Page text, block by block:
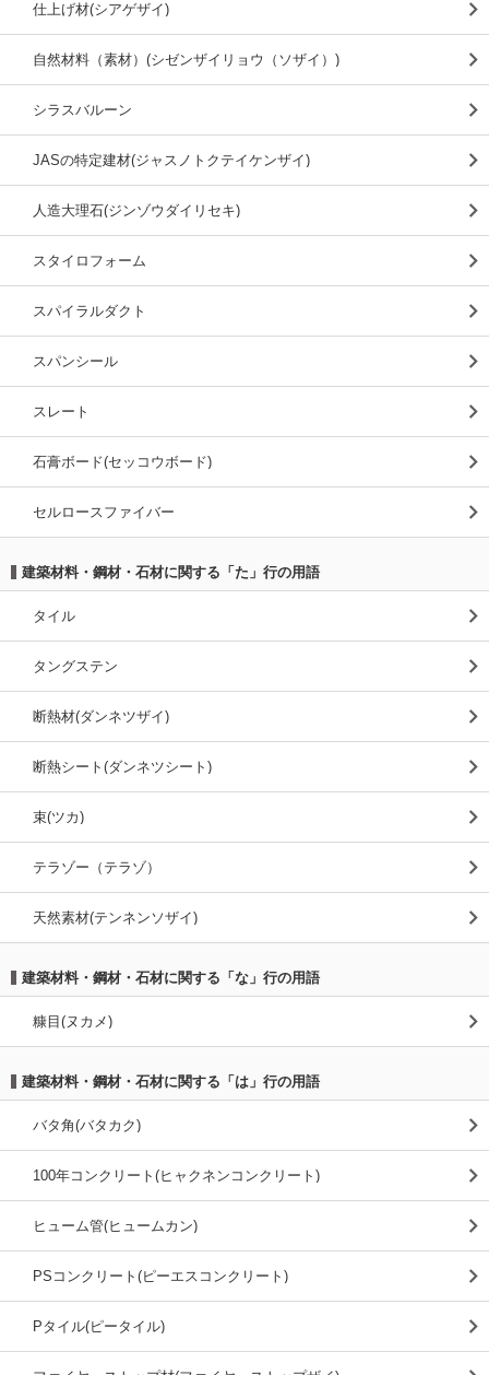
仕上げ材(シアゲザイ)
自然材料（素材）(シゼンザイリョウ（ソザイ）)
シラスバルーン
JASの特定建材(ジャスノトクテイケンザイ)
人造大理石(ジンゾウダイリセキ)
スタイロフォーム
スパイラルダクト
スパンシール
スレート
石膏ボード(セッコウボード)
セルロースファイバー
建築材料・鋼材・石材に関する「た」行の用語
タイル
タングステン
断熱材(ダンネツザイ)
断熱シート(ダンネツシート)
束(ツカ)
テラゾー（テラゾ）
天然素材(テンネンソザイ)
建築材料・鋼材・石材に関する「な」行の用語
糠目(ヌカメ)
建築材料・鋼材・石材に関する「は」行の用語
バタ角(バタカク)
100年コンクリート(ヒャクネンコンクリート)
ヒューム管(ヒュームカン)
PSコンクリート(ピーエスコンクリート)
Pタイル(ピータイル)